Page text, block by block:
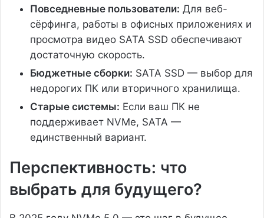
Повседневные пользователи: Для веб-
сёрфинга, работы в офисных приложениях и
просмотра видео SATA SSD обеспечивают
достаточную скорость.
Бюджетные сборки: SATA SSD — выбор для
недорогих ПК или вторичного хранилища.
Старые системы: Если ваш ПК не
поддерживает NVMe, SATA —
единственный вариант.
Перспективность: что
выбрать для будущего?